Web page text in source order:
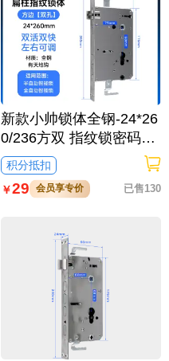
新款小帅锁体全钢-24*26
0/236方双 指纹锁密码锁
电子锁防盗门锁体-有钩
半开叉通芯双活双快不锈
钢
积分抵扣
￥29 会员享专价 已售130